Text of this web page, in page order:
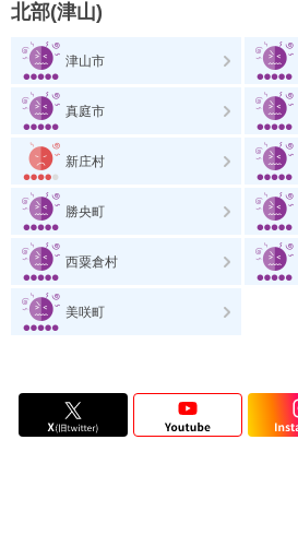
北部(津山)
津山市
真庭市
新庄村
勝央町
西粟倉村
美咲町